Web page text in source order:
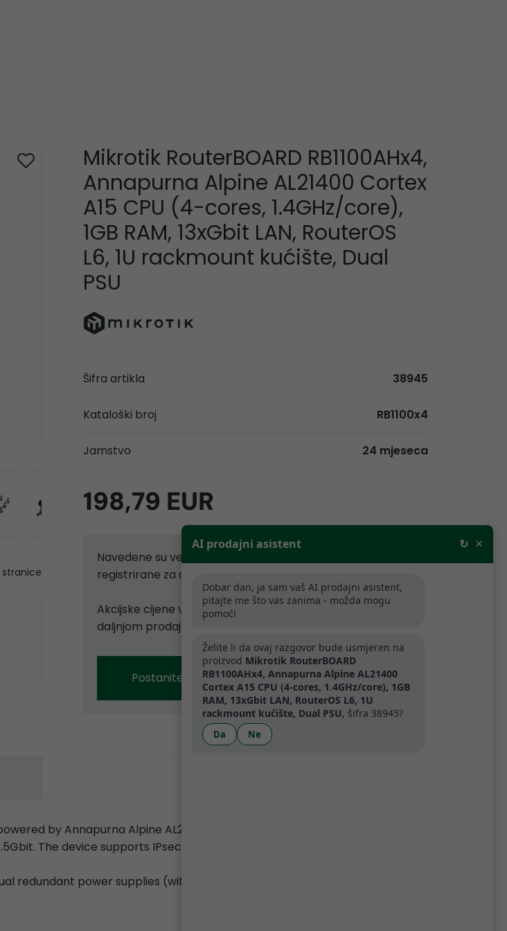
stranice
Mikrotik RouterBOARD RB1100AHx4,
Annapurna Alpine AL21400 Cortex
A15 CPU (4-cores, 1.4GHz/core),
1GB RAM, 13xGbit LAN, RouterOS
L6, 1U rackmount kućište, Dual
PSU
Šifra artikla 38945
Kataloški broj RB1100x4
Jamstvo 24 mjeseca
198,79 EUR
Navedene su veleprodajne cijene bez PDV-a. Za tvrtke
registrirane za daljnju prodaju odobravamo popuste.
Akcijske cijene vrijede samo za tvrtke koje se bave
daljnjom prodajom.
Postanite partner
by Annapurna Alpine AL21400 CPU with four Cortex A15 cores,
The device supports IPsec hardware acceleration (up to 2.2Gbps
redundant power supplies (with -48v DC telecom power and 802.3at/af
AI prodajni asistent ↻ ×
Dobar dan, ja sam vaš AI prodajni asistent,
pitajte me što vas zanima - možda mogu
pomoći
Želite li da ovaj razgovor bude usmjeren na
proizvod Mikrotik RouterBOARD
RB1100AHx4, Annapurna Alpine AL21400
Cortex A15 CPU (4-cores, 1.4GHz/core), 1GB
RAM, 13xGbit LAN, RouterOS L6, 1U
rackmount kućište, Dual PSU, šifra 38945?
Da Ne